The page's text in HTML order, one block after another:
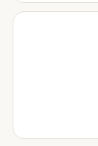
FISCHER ·
ORYGINALNE